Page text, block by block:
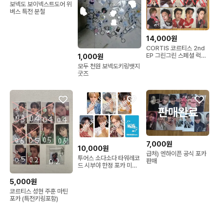
보넥도 보이넥스트도어 위
버스 특전 분철
1,000원
모두 천원 보넥도키링뱃지
굿즈
14,000원
CORTIS 코르티스 2nd
EP 그린그린 스페셜 럭드
5,000원
코르티스 성현 주훈 마틴
포카 (특전키링포함)
10,000원
투어스 소다소다 타워레코
드 시부야 한정 포카 미공
7,000원
급처) 엔하이픈 공식 포카
판매